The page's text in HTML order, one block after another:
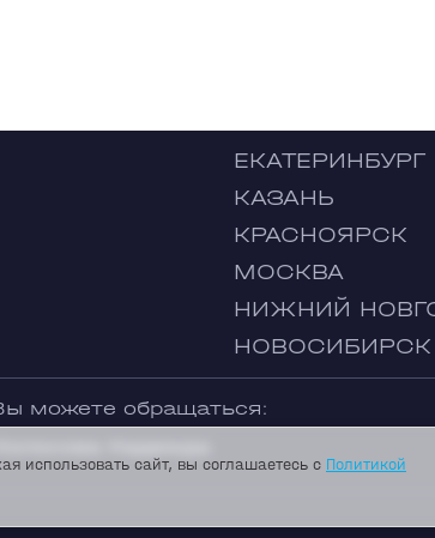
ЕКАТЕРИНБУРГ
КАЗАНЬ
КРАСНОЯРСК
МОСКВА
НИЖНИЙ
НОВОСИБИРСК
можете обращаться:
использовать сайт, вы соглашаетесь с Политикой